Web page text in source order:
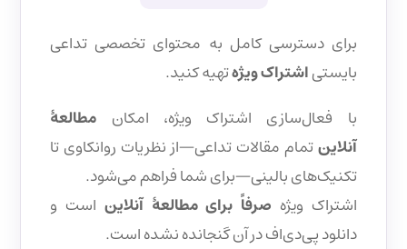
برای دسترسی کامل به محتوای تخصصی تداعی
بایستیاشتراک ویژهتهیه کنید.
با فعال‌سازی اشتراک ویژه، امکان مطالعهٔ
آنلاینتمام مقالات تداعی—از نظریات روانکاوی تا
تکنیک‌های بالینی—برای شما فراهم می‌شود.
اشتراک ویژه صرفاً برای مطالعهٔ آنلاین است و
دانلود پی‌دی‌اف در آن گنجانده نشده است.